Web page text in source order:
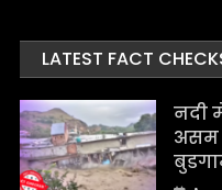
LATEST FACT
नदी
असम